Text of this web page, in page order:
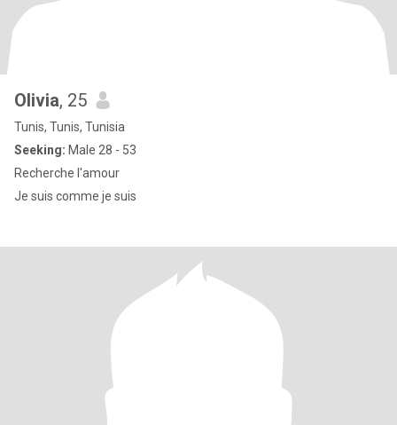
Olivia, 25
Tunis, Tunis, Tunisia
Seeking: Male 28 - 53
Recherche l'amour
Je suis comme je suis